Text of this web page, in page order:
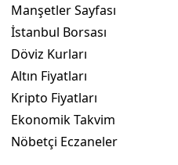
Manşetler Sayfası
İstanbul Borsası
Döviz Kurları
Altın Fiyatları
Kripto Fiyatları
Ekonomik Takvim
Nöbetçi Eczaneler